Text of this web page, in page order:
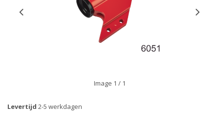
Image 1 / 1
Levertijd 2-5 werkdagen